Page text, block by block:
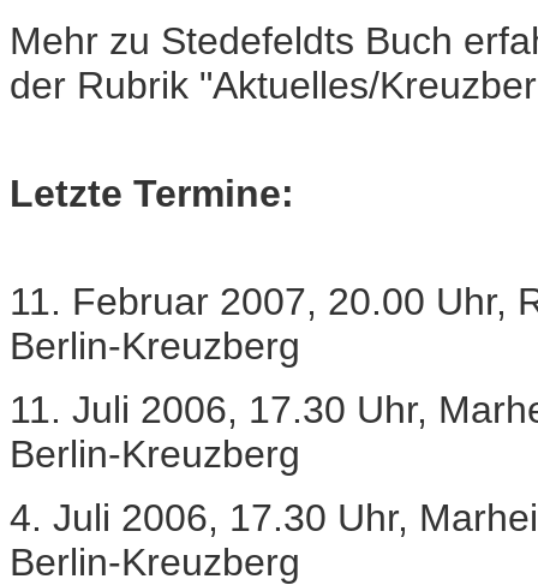
Mehr zu Stedefeldts Buch
der Rubrik "Aktuelles/
Letzte Termine:
11. Februar 2007, 20.00 Uhr,
Berlin-Kreuzberg
11. Juli 2006, 17.30 Uhr,
Berlin-Kreuzberg
4. Juli 2006, 17.30 Uhr,
Berlin-Kreuzberg